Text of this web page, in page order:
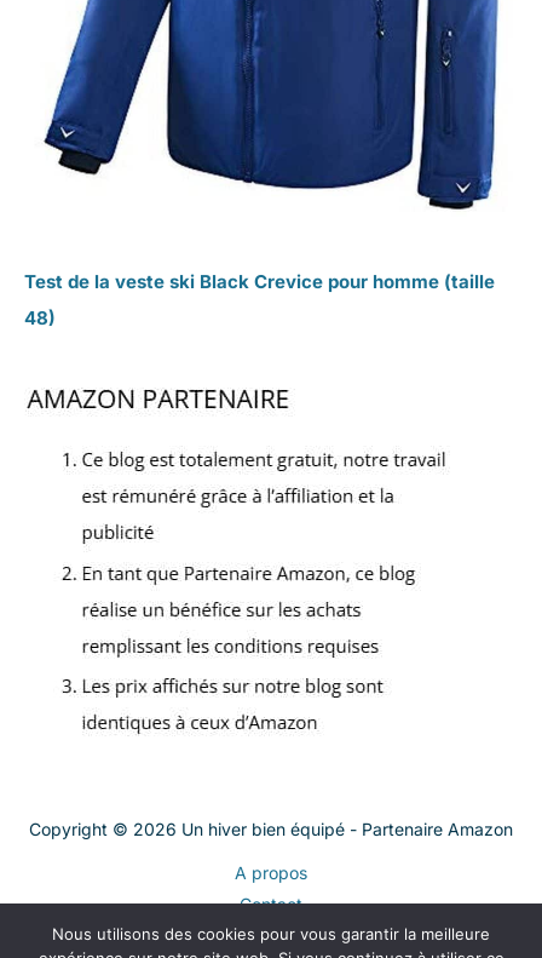
Test de la veste ski Black Crevice pour homme (taille
48)
Copyright © 2026 Un hiver bien équipé - Partenaire Amazon
A propos
Contact
Plan du site
Nous utilisons des cookies pour vous garantir la meilleure